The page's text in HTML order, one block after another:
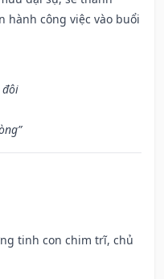
hành công việc vào buổi
đôi
tinh con chim trĩ, chủ